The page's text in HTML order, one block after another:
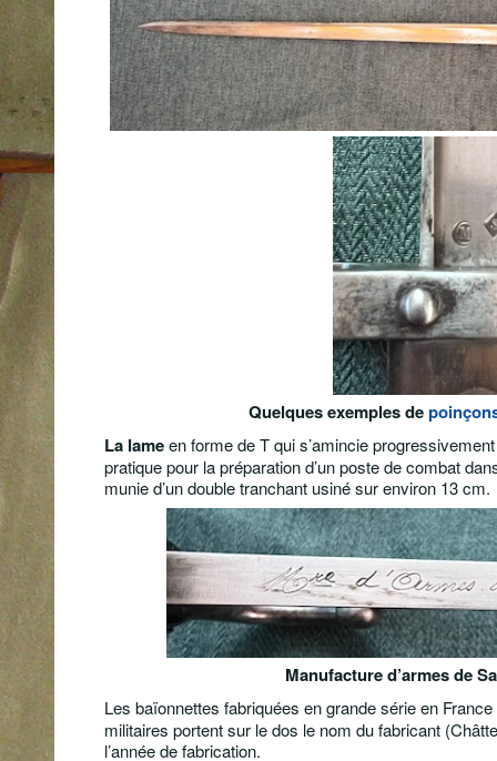
Quelques exemples de
La lameen forme de T qui s’amincie
pratique pour la préparation d’un poste de combat
munie d’un double tranchant usiné sur environ 13 cm.
Manufacture d’armes de
Les baïonnettes fabriquées en grande série en
militaires portent sur le dos le nom du fabricant
l’année de fabrication.